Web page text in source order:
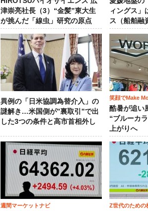
津崇亮社長（3）“金髪”東大生
が挑んだ「線虫」研究の原点
ィングス」
ス（船舶融
異例の「日米協調為替介入」の
謎解き…米国側が”裏取引”で出
した3つの条件と高市首相外し
笑顔でMake
酷暑が追い
“ブルーカ
上がりへ
週間マーケットナビ Z世代のための